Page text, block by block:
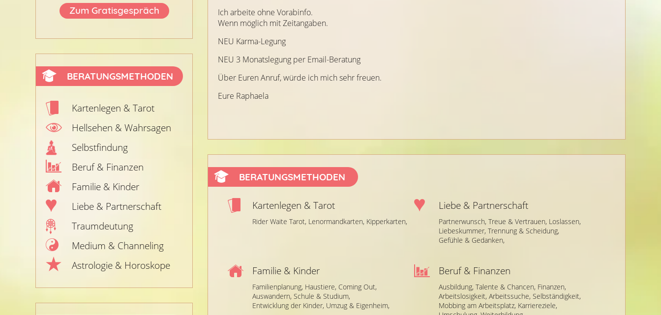
Zum Gratisgespräch
BERATUNGSMETHODEN
Kartenlegen & Tarot
Hellsehen & Wahrsagen
Selbstfindung
Beruf & Finanzen
Familie & Kinder
Liebe & Partnerschaft
Traumdeutung
Medium & Channeling
Astrologie & Horoskope
Ich arbeite ohne Vorabinfo.
Wenn möglich mit Zeitangaben.
NEU Karma-Legung
NEU 3 Monatslegung per Email-Beratung
Über Euren Anruf, würde ich mich sehr freuen.
Eure Raphaela
BERATUNGSMETHODEN
Kartenlegen & Tarot
Rider Waite Tarot, Lenormandkarten, Kipperkarten,
Liebe & Partnerschaft
Partnerwunsch, Treue & Vertrauen, Loslassen,
Liebeskummer, Trennung & Scheidung,
Gefühle & Gedanken,
Familie & Kinder
Familienplanung, Haustiere, Coming Out,
Auswandern, Schule & Studium,
Entwicklung der Kinder, Umzug & Eigenheim,
Beruf & Finanzen
Ausbildung, Talente & Chancen, Finanzen,
Arbeitslosigkeit, Arbeitssuche, Selbständigkeit,
Mobbing am Arbeitsplatz, Karriereziele,